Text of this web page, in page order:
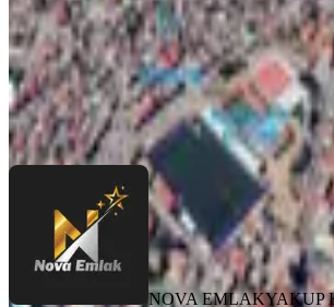
NOVA EMLAKYAKUP KARA
Ara
NOVA EMLAKYAKUP